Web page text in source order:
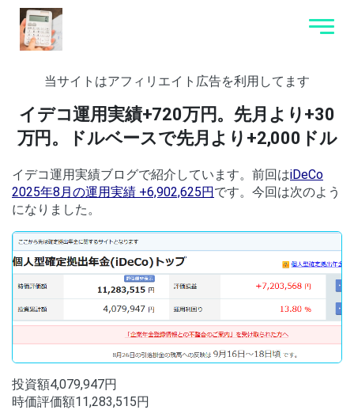
当サイトはアフィリエイト広告を利用してます
イデコ運用実績+720万円。先月より+30
万円。ドルベースで先月より+2,000ドル
イデコ運用実績ブログで紹介しています。前回はiDeCo
2025年8月の運用実績 +6,902,625円です。今回は次のよう
になりました。
投資額4,079,947円
時価評価額11,283,515円